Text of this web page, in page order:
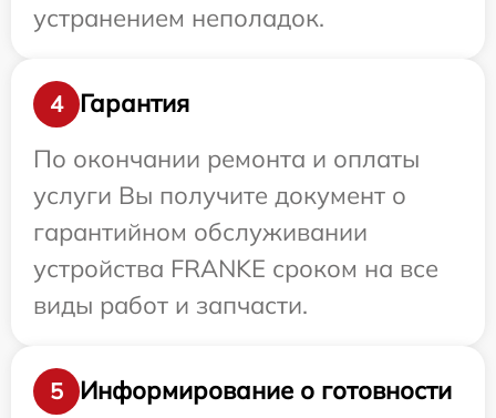
устранением неполадок.
4
Гарантия
По окончании ремонта и оплаты
услуги Вы получите документ о
гарантийном обслуживании
устройства FRANKE сроком на все
виды работ и запчасти.
5
Информирование о готовности